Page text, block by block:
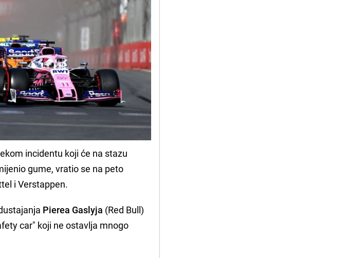
incidentu koji će na stazu
gume, vratio se na peto
i Verstappen.
Pierea Gaslyja (Red Bull)
car" koji ne ostavlja mnogo